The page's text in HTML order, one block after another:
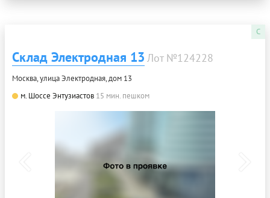
C
Склад Электродная 13 Лот №124228
Москва, улица Электродная, дом 13
м. Шоссе Энтузиастов 15 мин. пешком